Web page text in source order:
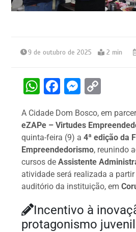
9 de outubro de 2025 2 min
W
at
s
A
p
p
F
c
e
b
o
o
k
M
s
s
e
n
g
er
p
y
Li
n
k
A Cidade Dom Bosco, em
eZAPe – Virtudes
quinta-feira (9) a4ª edição da
Empreendedorismo, reunindo
cursos deAssistente
atividade será realizada a
auditório da instituição, em
Incentivo à
protagonismo juvenil